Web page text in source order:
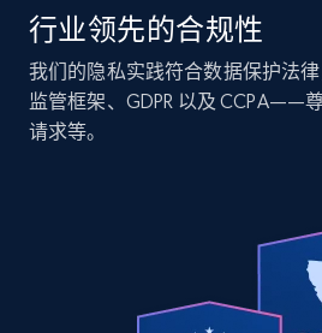
Companies information
URL, ID lc, Name lc, Country
lc, Followers lc, Employees in
539+
行业领先的合规性
我们的隐私实践符合数据保护法
监管框架、GDPR 以及 CCPA——
请求等。